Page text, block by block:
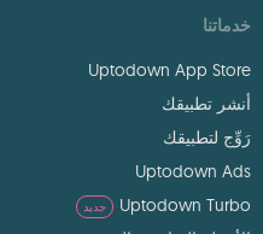
خدماتنا
Uptodown App Store
أنشر تطبيقك
رَوِّج لتطبيقك
Uptodown Ads
Uptodown Turbo
جديد